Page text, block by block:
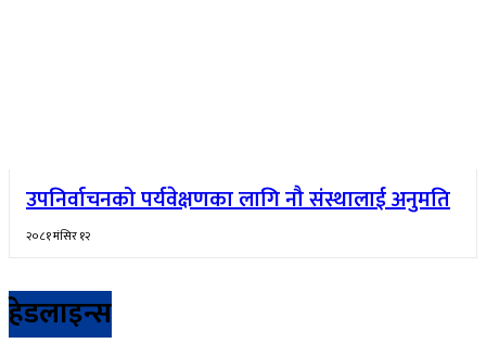
उपनिर्वाचनको पर्यवेक्षणका लागि नौ संस्थालाई अनुमति
२०८१ मंसिर १२
हेडलाइन्स